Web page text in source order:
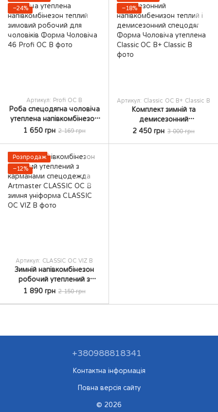
−24%
Артикул: Profi OC В
Роба спецодягна чоловіча
утеплена напівкомбінезон
теплий зимовий робочий
1 650 грн 2 169 грн
−18%
Артикул: Classic OC B+ Classic B
Комплект зимній та
демисезонний
напівкомбенизон теплий і
2 450 грн 3 000 грн
Розпродаж
−12%
Артикул: CLASSIC OC VIZ B
Зимній напівкомбінезон
робочий утеплений з
карманами спецодежда
1 890 грн 2 150 грн
+380988818341
Контактна інформація
Повна версія сайту
© 2026